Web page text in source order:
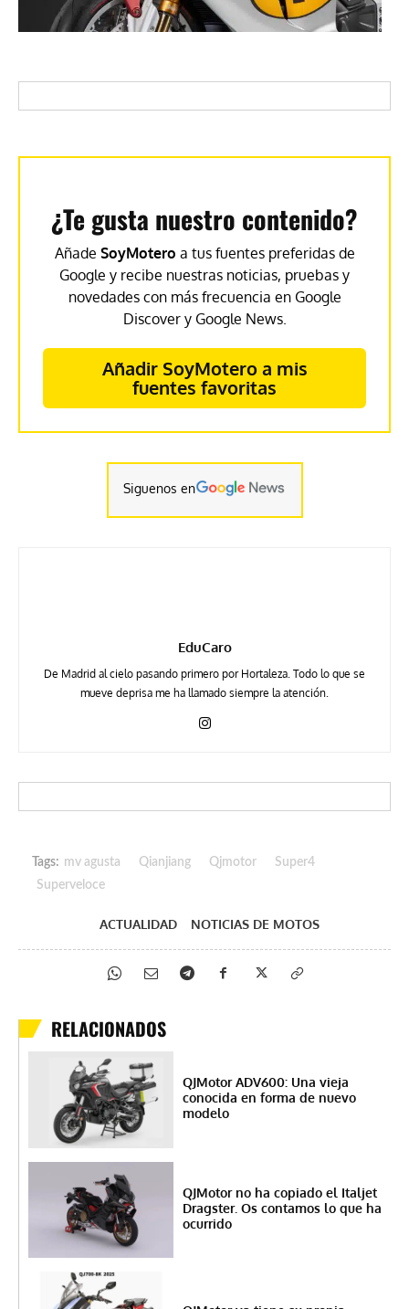
¿Te gusta nuestro contenido?
Añade SoyMotero a tus fuentes preferidas de
Google y recibe nuestras noticias, pruebas y
novedades con más frecuencia en Google
Discover y Google News.
Añadir SoyMotero a mis
fuentes favoritas
Siguenos en
EduCaro
De Madrid al cielo pasando primero por Hortaleza. Todo lo que se
mueve deprisa me ha llamado siempre la atención.
Tags: mv agusta Qianjiang Qjmotor
Super4
Superveloce
ACTUALIDAD NOTICIAS DE MOTOS
RELACIONADOS
QJMotor ADV600: Una vieja
conocida en forma de nuevo
modelo
QJMotor no ha copiado el Italjet
Dragster. Os contamos lo que ha
ocurrido